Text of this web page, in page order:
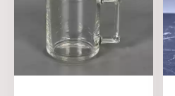
температуры: от -40 до
+300.
Характеристики:
Бренд: Luminarc
Артикул: H9184
Коллекция: "Marly